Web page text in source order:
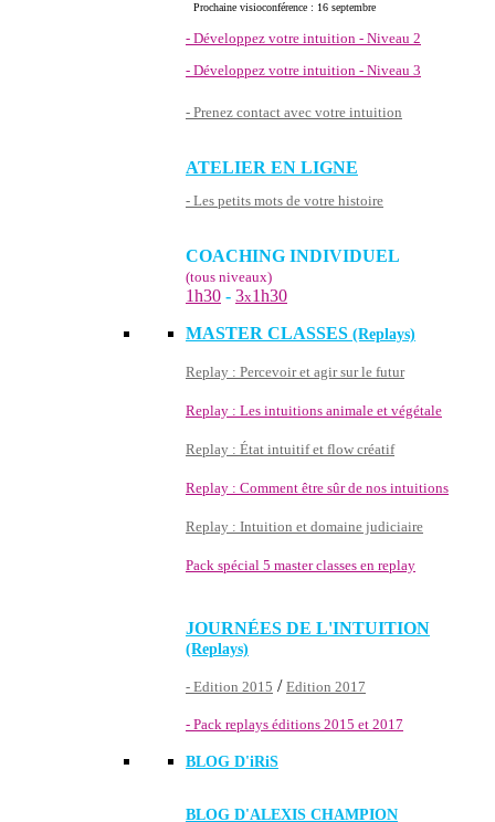
Prochaine visioconférence : 16 septembre
- Développez votre intuition - Niveau 2
- Développez votre intuition - Niveau 3
- Prenez contact avec votre intuition
ATELIER EN LIGNE
- Les petits mots de votre histoire
COACHING INDIVIDUEL
(tous niveaux)
1h30 - 3x1h30
MASTER CLASSES (Replays)
Replay : Percevoir et agir sur le futur
Replay : Les intuitions animale et végétale
Replay : État intuitif et flow créatif
Replay : Comment être sûr de nos intuitions
Replay : Intuition et domaine judiciaire
Pack spécial 5 master classes en replay
JOURNÉES DE L'INTUITION
(Replays)
- Edition 2015 / Edition 2017
- Pack replays éditions 2015 et 2017
BLOG D'iRiS
BLOG D'ALEXIS CHAMPION